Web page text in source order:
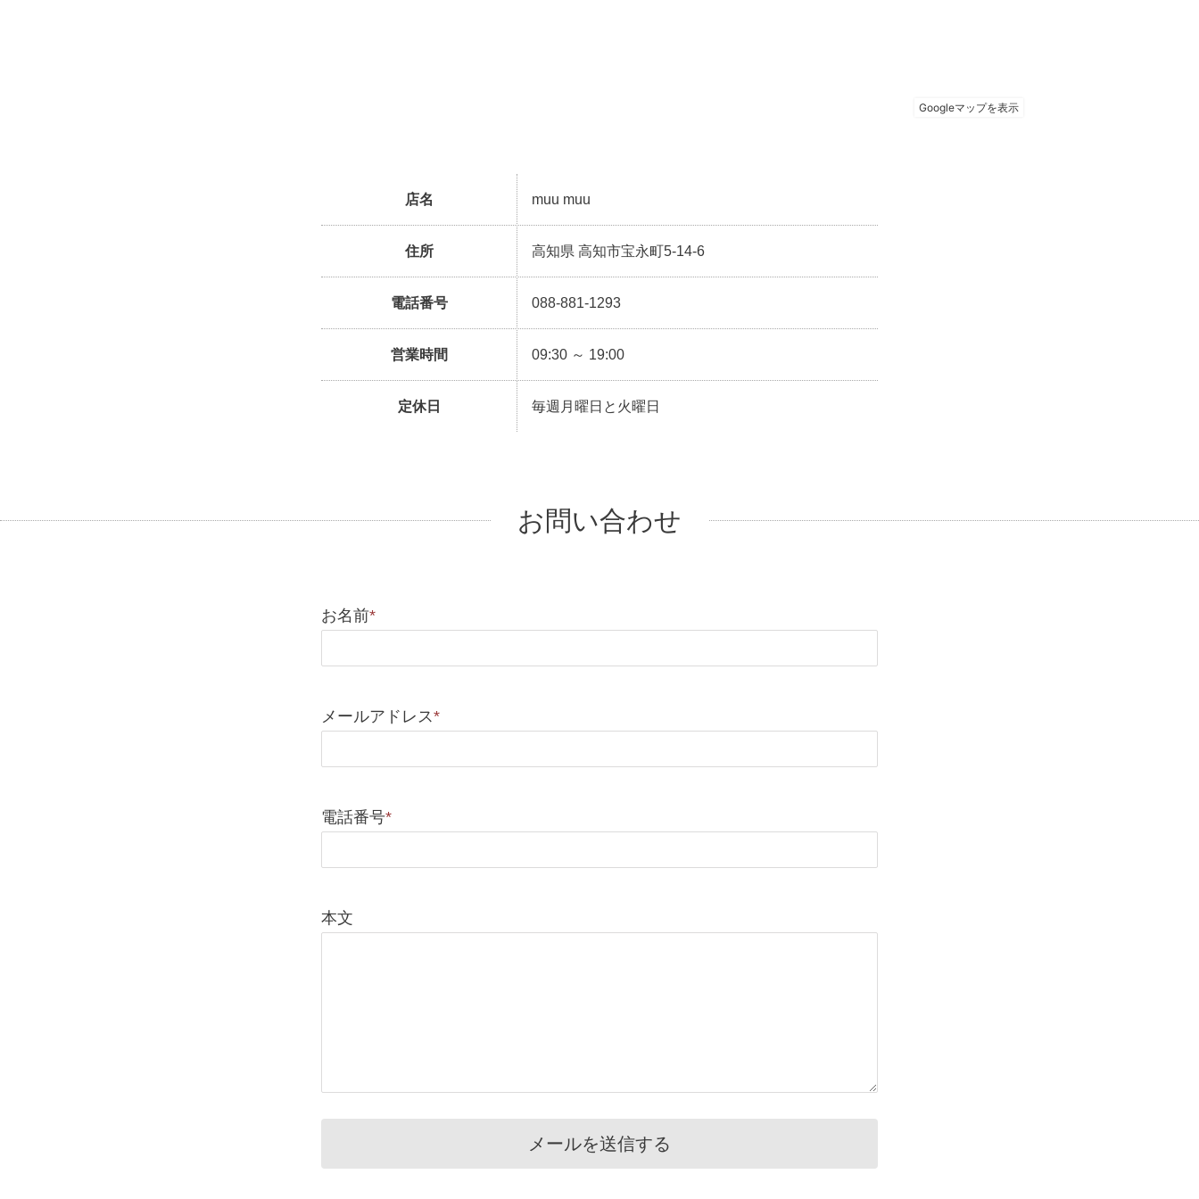
店名 muu muu
住所 高知県 高知市宝永町5-14-6
電話番号 088-881-1293
営業時間 09:30 ～ 19:00
定休日 毎週月曜日と火曜日
お問い合わせ
お名前*
メールアドレス*
電話番号*
本文